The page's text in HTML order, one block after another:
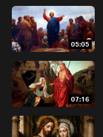
05:05
07:16